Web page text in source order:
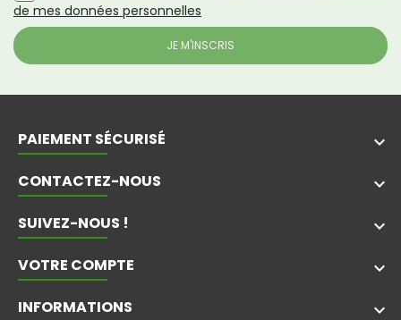
de mes données personnelles
PAIEMENT SÉCURISÉ keyboard_arrow_down
CONTACTEZ-NOUS keyboard_arrow_down
SUIVEZ-NOUS ! keyboard_arrow_down
VOTRE COMPTE 
INFORMATIONS keyboard_arrow_down